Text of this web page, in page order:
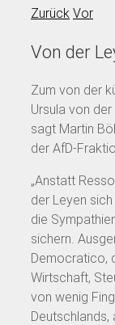
Zurück Vor
Von der
Zum von der
Ursula von
sagt Martin
der AfD-
„Anstatt
der Leyen
die
sichern.
Democratico,
Wirtschaft,
von wenig
Deutschlands,